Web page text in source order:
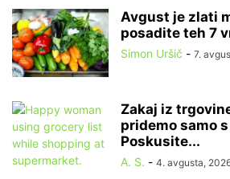
Avgust je zlati
posadite teh 7
Simon Uršič - 7.
Zakaj iz
pridemo samo
Poskusite...
A. S. - 4. avgusta,